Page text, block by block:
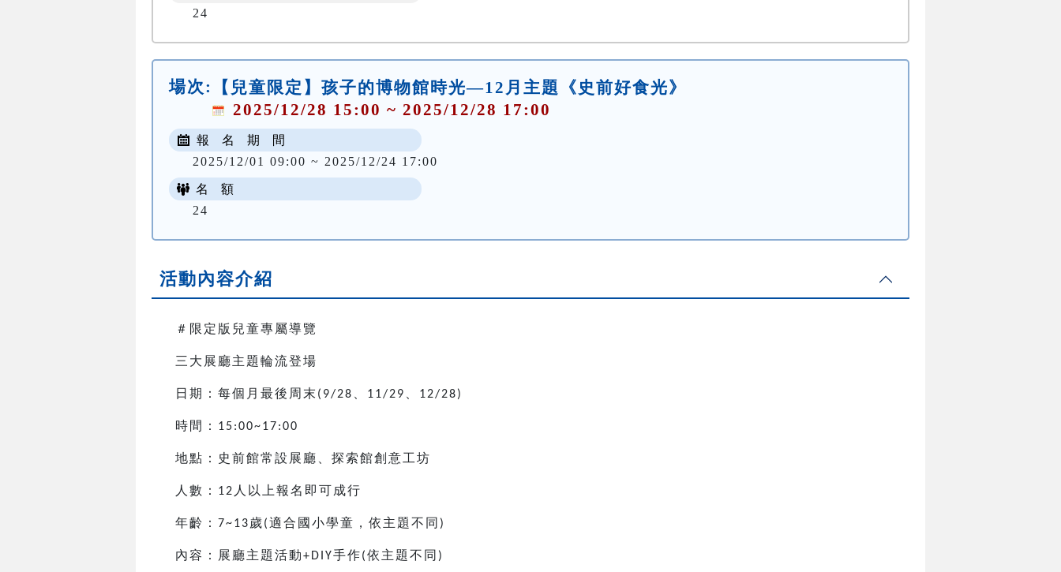
24
場次:
【兒童限定】孩子的博物館時光—12月主題《史前好食光》
2025/12/28 15:00 ~ 2025/12/28 17:00
報 名 期 間
2025/12/01 09:00 ~ 2025/12/24 17:00
名 額
24
活動內容介紹
＃限定版兒童專屬導覽
三大展廳主題輪流登場
日期：每個月最後周末 (9/28 11/29 12/28)
時間： 15:00~17:00
地點：史前館常設展廳、探索館創意工坊
人數： 12 人以上報名即可成行
年齡： 7~13歲(適合國小學童，依主題不同 )
內容：展廳主題活動+DIY手作(依主題不同 )